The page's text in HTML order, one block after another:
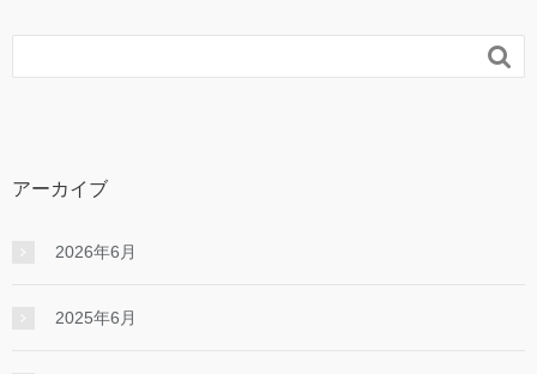

アーカイブ
2026年6月
2025年6月